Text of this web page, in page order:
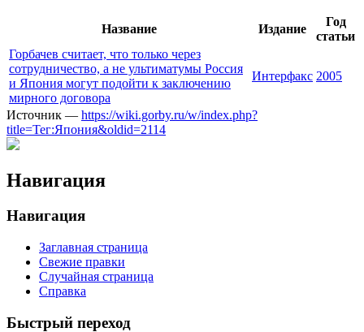
Название Издание
Год
статьи
Горбачев считает, что только через
сотрудничество, а не ультиматумы Россия
и Япония могут подойти к заключению
мирного договора
Интерфакс 2005
Источник — https://wiki.gorby.ru/w/index.php?
title=Тег:Япония&oldid=2114
Навигация
Навигация
Заглавная страница
Свежие правки
Случайная страница
Справка
Быстрый переход